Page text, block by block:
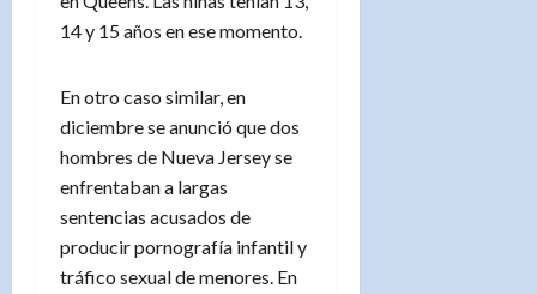
14 y 15 años en ese momento.
En otro caso similar, en
diciembre se anunció que dos
hombres de Nueva Jersey se
enfrentaban a largas
sentencias acusados de
producir pornografía infantil y
tráfico sexual de menores. En